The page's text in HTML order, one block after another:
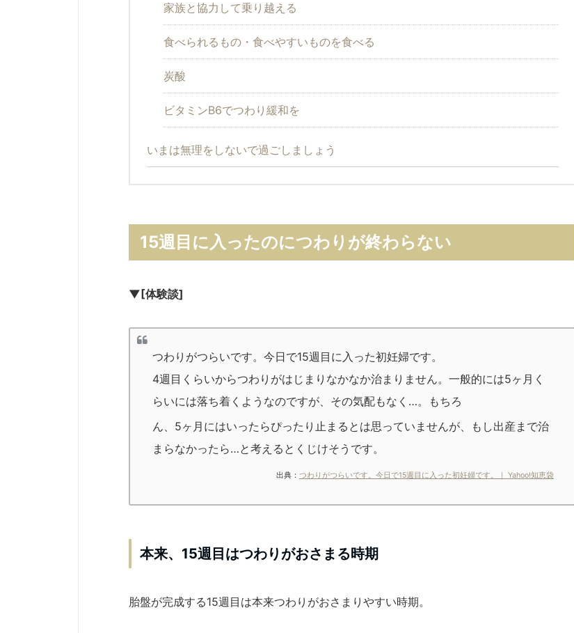
家族と協力して乗り越える
食べられるもの・食べやすいものを食べる
炭酸
ビタミンB6でつわり緩和を
いまは無理をしないで過ごしましょう
15週目に入ったのにつわりが終わらない
▼[体験談]
つわりがつらいです。今日で15週目に入った初妊婦です。
4週目くらいからつわりがはじまりなかなか治まりません。一般的には5ヶ月く
らいには落ち着くようなのですが、その気配もなく…。もちろ
ん、5ヶ月にはいったらぴったり止まるとは思っていませんが、もし出産まで治
まらなかったら…と考えるとくじけそうです。
出典： つわりがつらいです。今日で15週目に入った初妊婦です。｜ Yahoo!知恵袋
本来、15週目はつわりがおさまる時期
胎盤が完成する15週目は本来つわりがおさまりやすい時期。